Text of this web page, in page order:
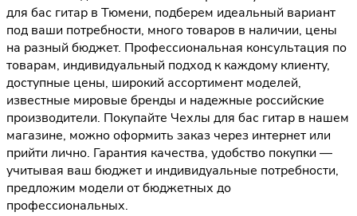
для бас гитар в Тюмени, подберем идеальный вариант
под ваши потребности, много товаров в наличии, цены
на разный бюджет. Профессиональная консультация по
товарам, индивидуальный подход к каждому клиенту,
доступные цены, широкий ассортимент моделей,
известные мировые бренды и надежные российские
производители. Покупайте Чехлы для бас гитар в нашем
магазине, можно оформить заказ через интернет или
прийти лично. Гарантия качества, удобство покупки —
учитывая ваш бюджет и индивидуальные потребности,
предложим модели от бюджетных до
профессиональных.